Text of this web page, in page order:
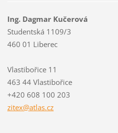
Ing. Dagmar Kučerová
Studentská 1109/3
460 01 Liberec
Vlastibořice 11
463 44 Vlastibořice
+420 608 100 203
zitex@atlas.cz